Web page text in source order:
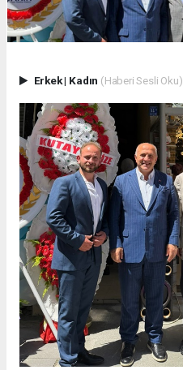
Erkek| Kadın (Haberi Sesli Oku)